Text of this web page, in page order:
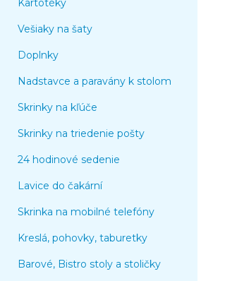
Kartotéky
Vešiaky na šaty
Doplnky
Nadstavce a paravány k stolom
Skrinky na kľúče
Skrinky na triedenie pošty
24 hodinové sedenie
Lavice do čakární
Skrinka na mobilné telefóny
Kreslá, pohovky, taburetky
Barové, Bistro stoly a stoličky